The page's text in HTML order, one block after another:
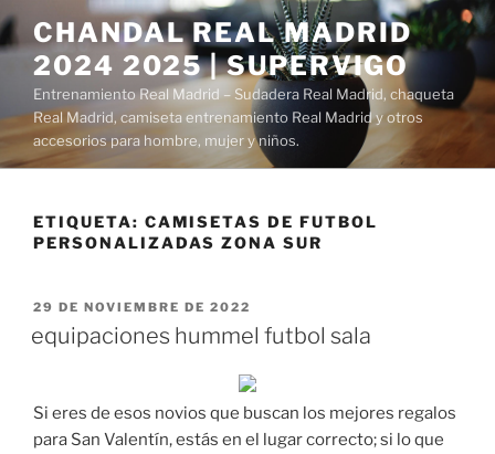
Saltar
al
contenido
CHANDAL REAL MADRID
2024 2025 | SUPERVIGO
Entrenamiento Real Madrid – Sudadera Real Madrid, chaqueta
Real Madrid, camiseta entrenamiento Real Madrid y otros
accesorios para hombre, mujer y niños.
ETIQUETA: CAMISETAS DE FUTBOL
PERSONALIZADAS ZONA SUR
PUBLICADO
29 DE NOVIEMBRE DE 2022
equipaciones hummel futbol sala
Si eres de esos novios que buscan los mejores regalos
para San Valentín, estás en el lugar correcto; si lo que